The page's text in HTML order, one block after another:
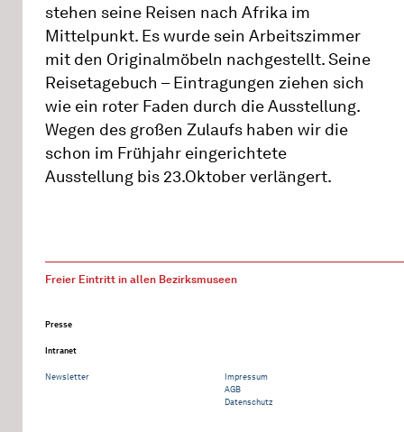
stehen seine Reisen nach Afrika im
Mittelpunkt. Es wurde sein Arbeitszimmer
mit den Originalmöbeln nachgestellt. Seine
Reisetagebuch – Eintragungen ziehen sich
wie ein roter Faden durch die Ausstellung.
Wegen des großen Zulaufs haben wir die
schon im Frühjahr eingerichtete
Ausstellung bis 23.Oktober verlängert.
Freier Eintritt in allen Bezirksmuseen
Presse
Intranet
Newsletter
Impressum
AGB
Datenschutz